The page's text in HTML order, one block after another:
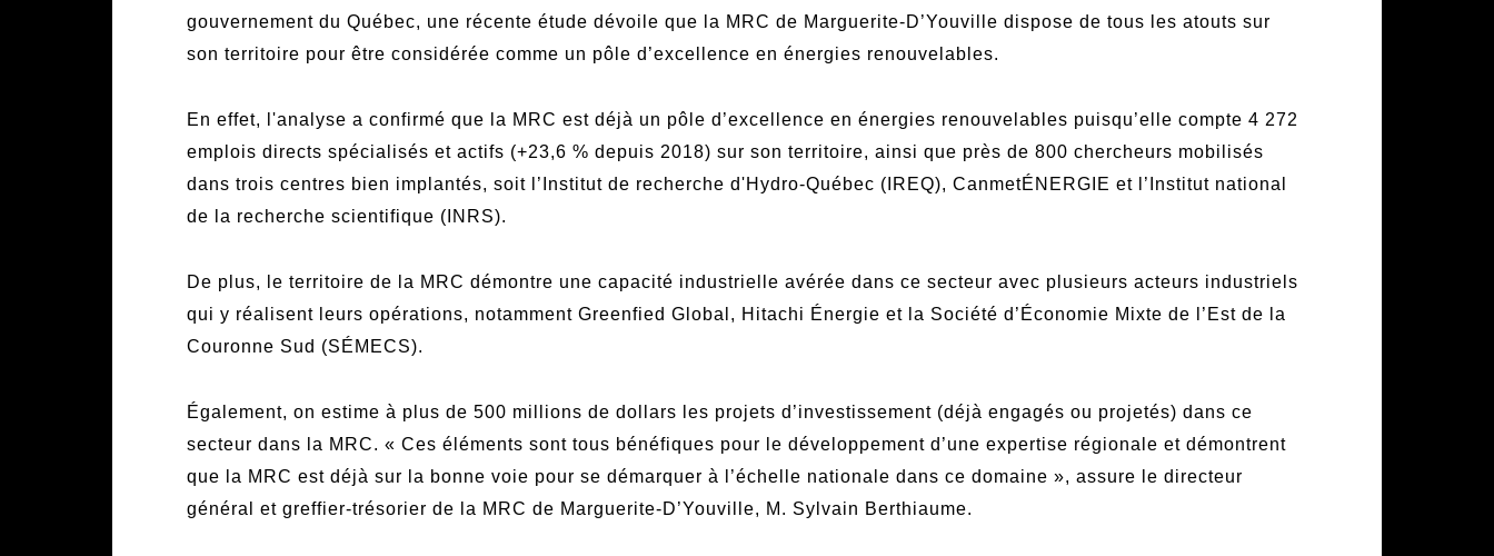
gouvernement du Québec, une récente étude dévoile que la MRC de Marguerite-D’Youville dispose de tous les atouts sur
son territoire pour être considérée comme un pôle d’excellence en énergies renouvelables.
En effet, l'analyse a confirmé que la MRC est déjà un pôle d’excellence en énergies renouvelables puisqu’elle compte 4 272
emplois directs spécialisés et actifs (+23,6 % depuis 2018) sur son territoire, ainsi que près de 800 chercheurs mobilisés
dans trois centres bien implantés, soit l’Institut de recherche d'Hydro-Québec (IREQ), CanmetÉNERGIE et l’Institut national
de la recherche scientifique (INRS).
De plus, le territoire de la MRC démontre une capacité industrielle avérée dans ce secteur avec plusieurs acteurs industriels
qui y réalisent leurs opérations, notamment Greenfied Global, Hitachi Énergie et la Société d’Économie Mixte de l’Est de la
Couronne Sud (SÉMECS).
Également, on estime à plus de 500 millions de dollars les projets d’investissement (déjà engagés ou projetés) dans ce
secteur dans la MRC. « Ces éléments sont tous bénéfiques pour le développement d’une expertise régionale et démontrent
que la MRC est déjà sur la bonne voie pour se démarquer à l’échelle nationale dans ce domaine », assure le directeur
général et greffier-trésorier de la MRC de Marguerite-D’Youville, M. Sylvain Berthiaume.